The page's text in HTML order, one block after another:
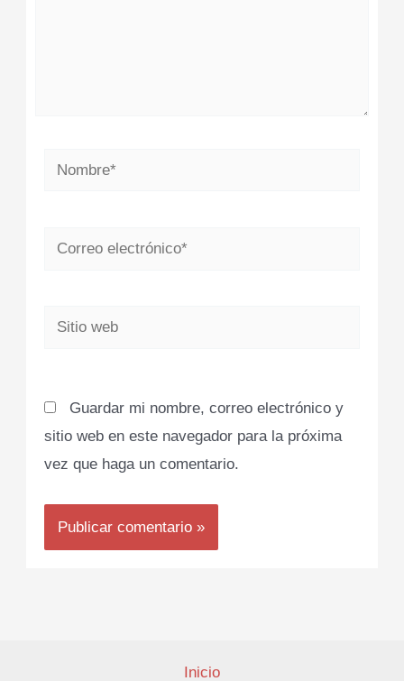
Nombre*
Correo
Sitio
Guardar mi nombre, correo electrónico y
sitio web en este navegador para la próxima
vez que haga un comentario.
Inicio